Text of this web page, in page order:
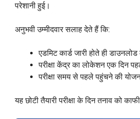
परेशानी हुई।
अनुभवी उम्मीदवार सलाह देते हैं कि:
एडमिट कार्ड जारी होते ही
परीक्षा केंद्र का लोकेशन एक दिन
परीक्षा समय से पहले पहुंचने की
यह छोटी तैयारी परीक्षा के दिन तनाव को